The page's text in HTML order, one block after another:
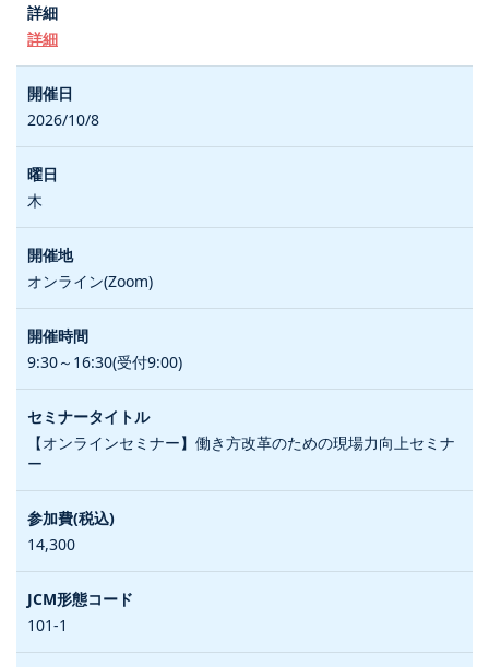
詳細
2026/10/8
木
オンライン(Zoom)
9:30～16:30(受付9:00)
【オンラインセミナー】働き方改革のための現場力向上セミナ
ー
14,300
101-1